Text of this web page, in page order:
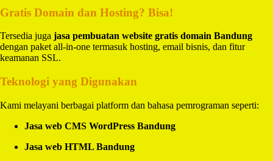
Gratis Domain dan Hosting? Bisa!
Tersedia juga jasa pembuatan website gratis domain Bandung
dengan paket all-in-one termasuk hosting, email bisnis, dan fitur
keamanan SSL.
Teknologi yang Digunakan
Kami melayani berbagai platform dan bahasa pemrograman seperti:
Jasa web CMS WordPress Bandung
Jasa web HTML Bandung